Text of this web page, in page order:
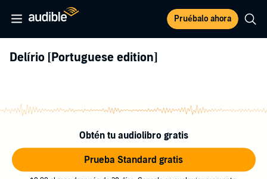
Pruébalo ahora
Delírio [Portuguese edition]
Obtén tu audiolibro gratis
Prueba Standard gratis